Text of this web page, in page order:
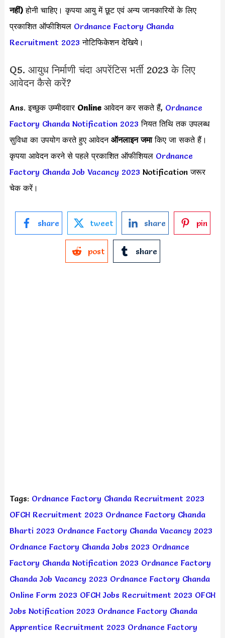
नहीं)होनी चाहिए। कृपया आयु में छूट एवं अन्य जानकारियों के लिए
प्रकाशित ऑफीशियल Ordnance Factory Chanda
Recruitment 2023 नोटिफिकेशन देखिये।
Q5. आयुध निर्माणी चंदा अपरेंटिस भर्ती 2023 के लिए
आवेदन कैसे करें?
Ans. इच्छुक उम्मीदवार Online आवेदन कर सकते हैं, Ordnance
Factory Chanda Notification 2023 नियत तिथि तक उपलब्ध
सुविधा का उपयोग करते हुए आवेदन ऑनलाइन जमाकिए जा सकते हैं।
कृपया आवेदन करने से पहले प्रकाशित ऑफीशियल Ordnance
Factory Chanda Job Vacancy 2023 Notification जरूर
चेक करें।
share tweet share pin
post share
Tags: Ordnance Factory Chanda Recruitment 2023
OFCH Recruitment 2023 Ordnance Factory Chanda
Bharti 2023 Ordnance Factory Chanda Vacancy 2023
Ordnance Factory Chanda Jobs 2023 Ordnance
Factory Chanda Notification 2023 Ordnance Factory
Chanda Job Vacancy 2023 Ordnance Factory Chanda
Online Form 2023 OFCH Jobs Recruitment 2023 OFCH
Jobs Notification 2023 Ordnance Factory Chanda
Apprentice Recruitment 2023 Ordnance Factory